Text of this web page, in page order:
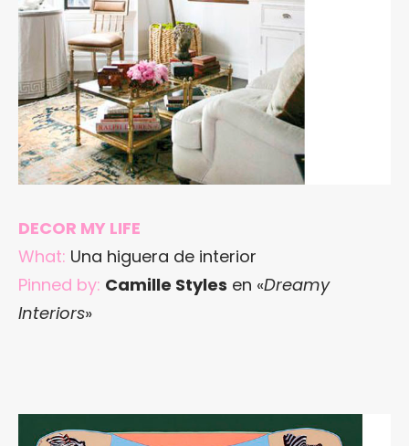
DECOR MY LIFE
What: Una higuera de interior
Pinned by: Camille Styles en «Dreamy
Interiors»